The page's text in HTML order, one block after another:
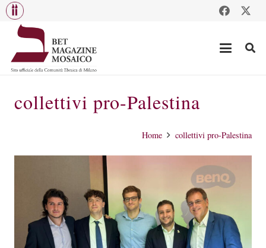
collettivi pro-Palestina
Home collettivi pro-Palestina